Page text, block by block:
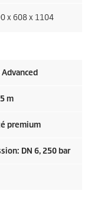
x 608 x 1104
Advanced
m
premium
DN 6, 250 bar